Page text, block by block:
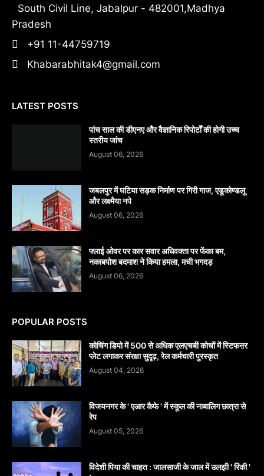
South Civil Line, Jabalpur - 482001,Madhya
Pradesh
+91 11-44759719
Khabarabhitak4@gmail.com
LATEST POSTS
पांच साल की डीएनए और वैज्ञानिक रिपोर्टों की होगी उच्च
स्तरीय जांच
August 06, 2026
जबलपुर में घटिया सड़क निर्माण पर गिरी गाज, एडूकोण्डलू
और लक्ष्मैया नपे
August 06, 2026
फ्लाई ओवर पर कार सवार अधिवक्ता पर फेंका बम,
नकाबपोश बदमाश ने किया हमला, मची भगदड़
August 06, 2026
POPULAR POSTS
कोचिंग डिपो में 500 से अधिक एलएचबी कोचों में स्टिफऩर
प्लेट लगाकर संरक्षा सुदृढ़, रेल कर्मचारी पुरस्कृत
August 04, 2026
विजयनगर के ' एआर कैफे ' में स्कूल की नाबालिग छात्रा से
रेप
August 05, 2026
विदेशी पिया की चाहत : जालसाजी के जाल में उलझी ' रिंकी '